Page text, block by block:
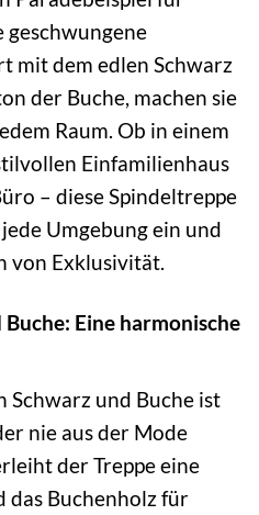
geschwungene
mit dem edlen Schwarz
der Buche, machen sie
Raum. Ob in einem
Einfamilienhaus
– diese Spindeltreppe
Umgebung ein und
von Exklusivität.
Eine harmonische
Schwarz und Buche ist
nie aus der Mode
der Treppe eine
das Buchenholz für